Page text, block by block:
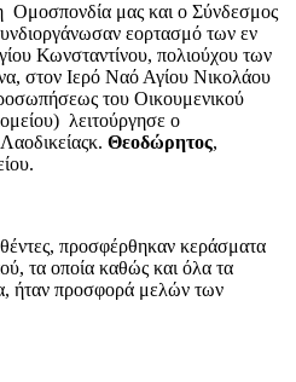
μας και ο Σύνδεσμος
εορτασμό των εν
Κωνσταντίνου, πολιούχου των
στον Ιερό Ναό Αγίου Νικολάου
του Οικουμενικού
λειτούργησε ο
Θεοδώρητος,
προσφέρθηκαν κεράσματα
τα οποία καθώς και όλα τα
ήταν προσφορά μελών των